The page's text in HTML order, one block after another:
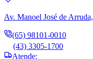
Av. Manoel José de
(65) 98101-0010
(43) 3305-1700
Atende: